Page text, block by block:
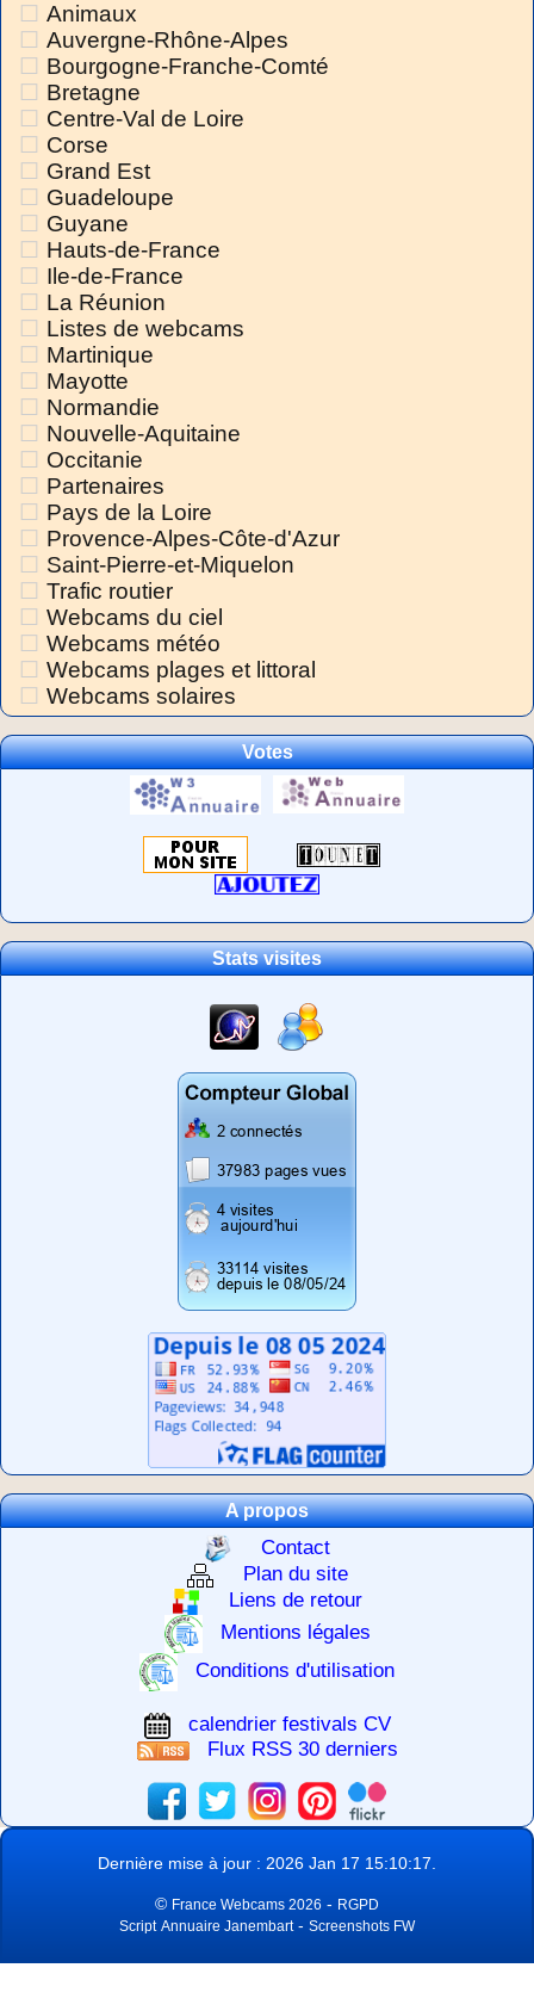
Animaux
Auvergne-Rhône-Alpes
Bourgogne-Franche-Comté
Bretagne
Centre-Val de Loire
Corse
Grand Est
Guadeloupe
Guyane
Hauts-de-France
Ile-de-France
La Réunion
Listes de webcams
Martinique
Mayotte
Normandie
Nouvelle-Aquitaine
Occitanie
Partenaires
Pays de la Loire
Provence-Alpes-Côte-d'Azur
Saint-Pierre-et-Miquelon
Trafic routier
Webcams du ciel
Webcams météo
Webcams plages et littoral
Webcams solaires
Votes
Stats visites
A propos
Contact
Plan du site
Liens de retour
Mentions légales
Conditions d'utilisation
calendrier festivals CV
Flux RSS 30 derniers
Dernière mise à jour : 2026 Jan 17 15:10:17.
© France Webcams 2026 - RGPD
Script Annuaire Janembart- Screenshots FW